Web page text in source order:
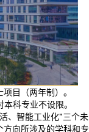
我的门户
目（两年制）。
科专业不设限。
、智能工业化”三个未
向所涉及的学科和专